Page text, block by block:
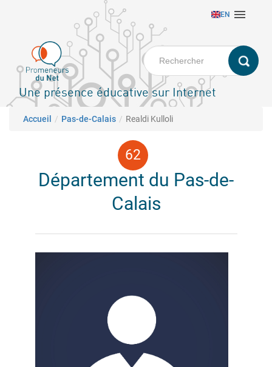
principal
EN 
Une présence éducative sur Internet
Fil d'Ariane
Accueil Pas-de-Calais Realdi Kulloli
Département du Pas-de-
Calais